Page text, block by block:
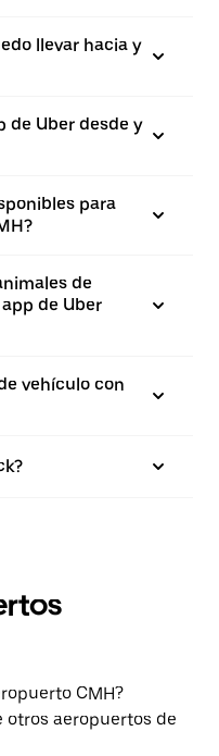
llevar hacia y
de Uber desde y
para
de
de Uber
vehículo con
CMH?
aeropuertos de